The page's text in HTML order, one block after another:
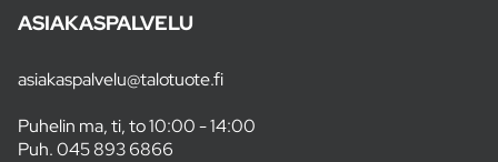
ASIAKASPALVELU
asiakaspalvelu@talotuote.fi
Puhelin ma, ti, to 10:00 - 14:00
Puh.045 893 6866